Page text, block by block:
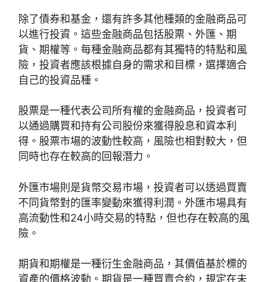
除了債券和基金，還有許多其他種類的金融商品可
以進行投資。這些金融商品包括股票、外匯、期
貨、期權等。每種金融商品都有其獨特的特點和風
險，投資者應該根據自身的需求和目標，選擇適合
自己的投資品種。
股票是一種代表公司所有權的金融商品，投資者可
以通過購買和持有公司股份來獲得股息和資本利
得。股票市場的波動性較高，風險也相對較大，但
同時也存在較高的回報潛力。
外匯市場則是貨幣交易市場，投資者可以透過買賣
不同貨幣對的匯率變動來獲得利潤。外匯市場具有
高流動性和24小時交易的特點，但也存在較高的風
險。
期貨和期權是一種衍生金融商品，其價值基於標的
資產的價格波動。期貨是一種買賣合約，規定在未